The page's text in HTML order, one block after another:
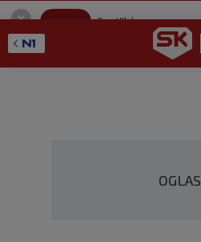
SportKlub
GET - On the Google Play
OGLAS